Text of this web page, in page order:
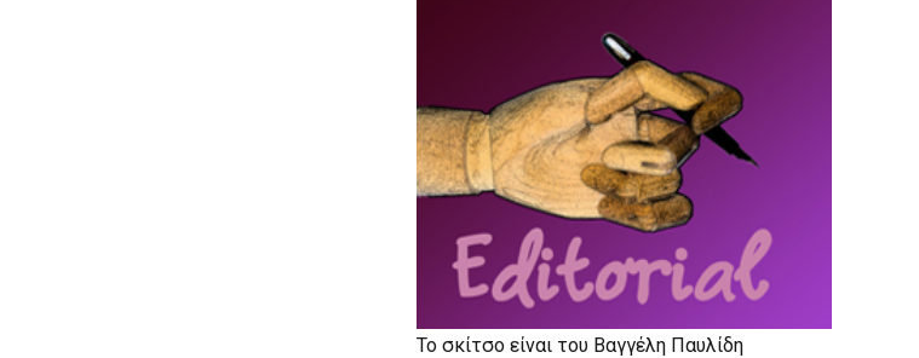
Το σκίτσο είναι του Βαγγέλη Παυλίδη